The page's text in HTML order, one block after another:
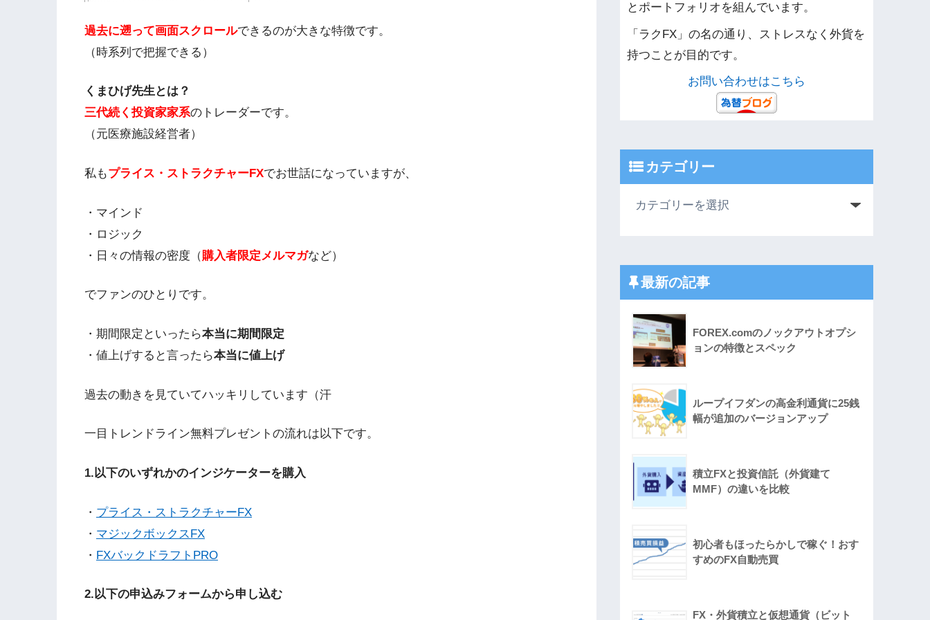
過去に遡って画面スクロールできるのが大きな特徴です。
（時系列で把握できる）
くまひげ先生とは？
三代続く投資家家系のトレーダーです。
（元医療施設経営者）
私もプライス・ストラクチャーFXでお世話になっていますが、
・マインド
・ロジック
・日々の情報の密度（購入者限定メルマガなど）
でファンのひとりです。
・期間限定といったら本当に期間限定
・値上げすると言ったら本当に値上げ
過去の動きを見ていてハッキリしています（汗
一目トレンドライン無料プレゼントの流れは以下です。
1.以下のいずれかのインジケーターを購入
・ プライス・ストラクチャーFX
・ マジックボックスFX
・ FXバックドラフトPRO
2.以下の申込みフォームから申し込む
とポートフォリオを組んでいます。
「ラクFX」の名の通り、ストレスなく外貨を
持つことが目的です。
お問い合わせはこちら
カテゴリー
最新の記事
FOREX.comのノックアウトオプシ
ョンの特徴とスペック
ループイフダンの高金利通貨に25銭
幅が追加のバージョンアップ
積立FXと投資信託（外貨建て
MMF）の違いを比較
初心者もほったらかしで稼ぐ！おす
すめのFX自動売買
FX・外貨積立と仮想通貨（ビット